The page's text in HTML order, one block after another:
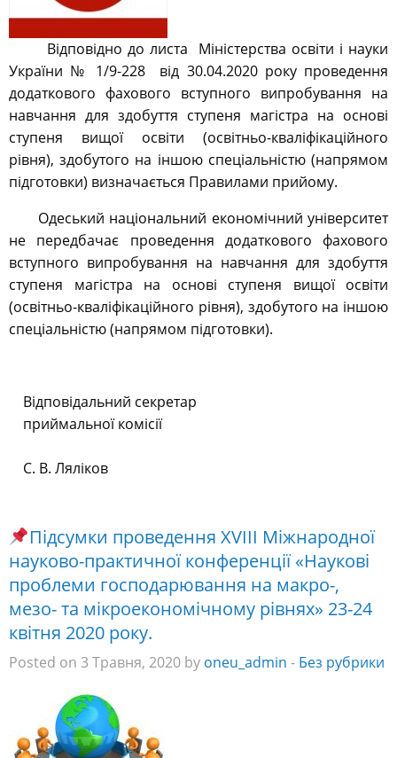
Відповідно до листа Міністерства освіти і науки
України № 1/9-228 від 30.04.2020 року проведення
додаткового фахового вступного випробування на
навчання для здобуття ступеня магістра на основі
ступеня вищої освіти (освітньо-кваліфікаційного
рівня), здобутого на іншою спеціальністю (напрямом
підготовки) визначається Правилами прийому.
Одеський національний економічний університет
не передбачає проведення додаткового фахового
вступного випробування на навчання для здобуття
ступеня магістра на основі ступеня вищої освіти
(освітньо-кваліфікаційного рівня), здобутого на іншою
спеціальністю (напрямом підготовки).
Відповідальний секретар
приймальної комісії
С. В. Ляліков
Підсумки проведення XVІІІ Міжнародної
науково-практичної конференції «Наукові
проблеми господарювання на макро-,
мезо- та мікроекономічному рівнях» 23-24
квітня 2020 року.
Posted on 3 Травня, 2020 by oneu_admin - Без рубрики